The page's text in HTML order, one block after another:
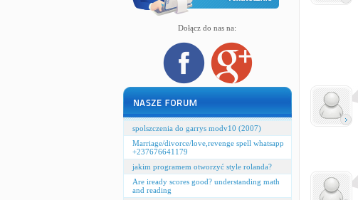
Dołącz do nas na:
spolszczenia do garrys modv10 (2007)
Marriage/divorce/love,revenge spell whatsapp
+237676641179
jakim programem otworzyć style rolanda?
Are iready scores good? understanding math
and reading